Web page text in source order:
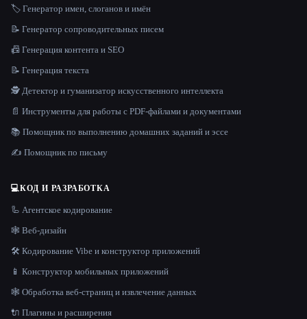
🏷️ Генератор имен, слоганов и имён
📝 Генератор сопроводительных писем
📠 Генерация контента и SEO
📝 Генерация текста
🕵️ Детектор и гуманизатор искусственного интеллекта
📄 Инструменты для работы с PDF-файлами и документами
📚 Помощник по выполнению домашних заданий и эссе
✍️ Помощник по письму
💻КОД И РАЗРАБОТКА
🦾 Агентское кодирование
🕸 Веб-дизайн
🛠️ Кодирование Vibe и конструктор приложений
📱 Конструктор мобильных приложений
🕸️ Обработка веб-страниц и извлечение данных
🔌 Плагины и расширения